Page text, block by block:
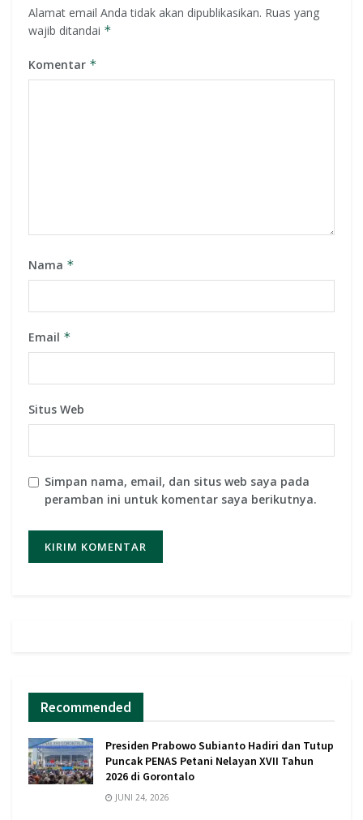
Alamat email Anda tidak akan dipublikasikan. Ruas yang
wajib ditandai *
Komentar *
Nama *
Email *
Situs Web
Simpan nama, email, dan situs web saya pada
peramban ini untuk komentar saya berikutnya.
Recommended
Presiden Prabowo Subianto Hadiri dan Tutup
Puncak PENAS Petani Nelayan XVII Tahun
2026 di Gorontalo
JUNI 24, 2026